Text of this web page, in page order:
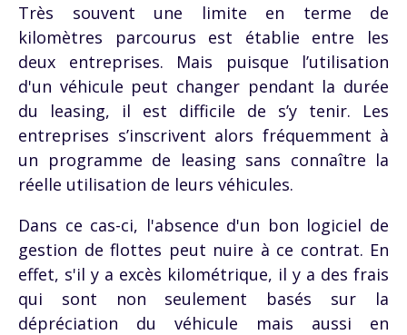
Très souvent une limite en terme de
kilomètres parcourus est établie entre les
deux entreprises. Mais
puisque l’utilisation
d'un véhicule peut changer pendant la durée
du leasing, il est difficile de s’y tenir. Les
entreprises s’inscrivent alors fréquemment à
un programme de leasing sans connaître la
réelle utilisation de leurs véhicules.
Dans ce cas-ci, l'absence d'un bon logiciel de
gestion de flottes peut nuire à ce contrat. En
effet, s'il y a excès kilométrique, il y a des frais
qui sont non seulement basés sur la
dépréciation du véhicule mais aussi en